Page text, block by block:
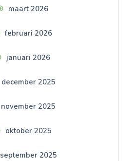
maart 2026
februari 2026
januari 2026
december 2025
november 2025
oktober 2025
september 2025